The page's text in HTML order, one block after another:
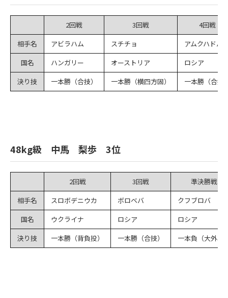
2回戦 3回戦
4回戦
相手名
アビラハム スチチョ
アムクハドバ
国名
ハンガリー オーストリア
ロシア
決り技
一本勝（合技） 一本勝（横四方固） 一本勝（合技
48kg級 中馬 梨歩 3位
2回戦 3回戦
準決勝戦
相手名
スロボデニウカ ボロベバ
クフブロバ
国名
ウクライナ ロシア
ロシア
決り技
一本勝（背負投） 一本勝（合技） 一本負（大外刈